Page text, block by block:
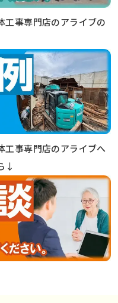
工事専門店のアライブの
工事専門店のアライブへ
↓